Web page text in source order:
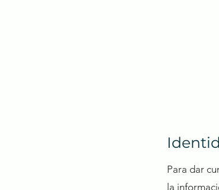
Para dar
la